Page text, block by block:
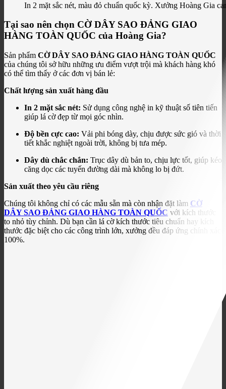
In 2 mặt sắc nét, màu đỏ chuẩn quốc kỳ. Xưởng Hoàng Gia
Tại sao nên chọn CỜ DÂY SAO ĐẢNG GIAO
HÀNG TOÀN QUỐC của Hoàng Gia?
Sản phẩm CỜ DÂY SAO ĐẢNG GIAO HÀNG TOÀN QUỐC
của chúng tôi sở hữu những ưu điểm vượt trội mà khách hàng khó
có thể tìm thấy ở các đơn vị bán lẻ:
Chất lượng sản xuất hàng đầu
In 2 mặt sắc nét: Sử dụng công nghệ in kỹ thuật số tiên tiến
giúp lá cờ đẹp từ mọi góc nhìn.
Độ bền cực cao: Vải phi bóng dày, chịu được sức gió và thời
tiết khắc nghiệt ngoài trời, không bị tưa mép.
Dây dù chắc chắn: Trục dây dù bản to, chịu lực tốt, giúp kéo
căng dọc các tuyến đường dài mà không lo bị đứt.
Sản xuất theo yêu cầu riêng
Chúng tôi không chỉ có các mẫu sẵn mà còn nhận đặt làm CỜ
DÂY SAO ĐẢNG GIAO HÀNG TOÀN QUỐC với kích thước
to nhỏ tùy chỉnh. Dù bạn cần lá cờ kích thước tiêu chuẩn hay kích
thước đặc biệt cho các công trình lớn, xưởng đều đáp ứng chính xác
100%.